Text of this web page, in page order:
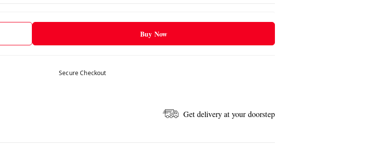
Buy Now
Secure Checkout
Get delivery at your doorstep